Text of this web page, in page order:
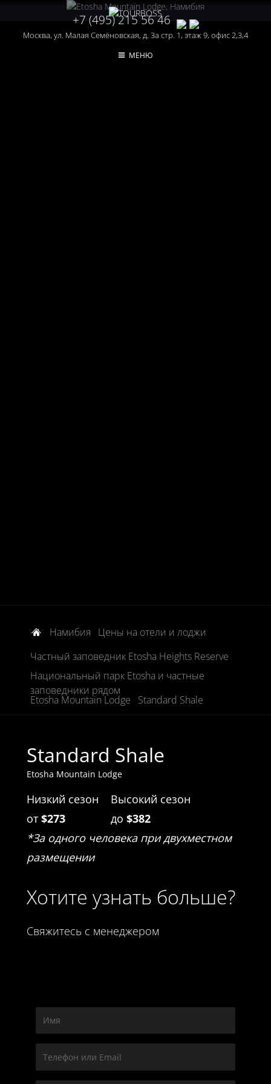
+7 (495) 215 56 46
Москва, ул. Малая Семёновская, д. 3а стр. 1, этаж 9, офис 2,3,4
МЕНЮ
Намибия
Цены на отели и лоджи
Частный заповедник Etosha Heights Reserve
Национальный парк Etosha и частные
заповедники рядом
Etosha Mountain Lodge Standard Shale
Standard Shale
Etosha Mountain Lodge
Низкий сезон
от$273
Высокий сезон
до $382
*За одного человека при двухместном
размещении
Хотите узнать больше?
Свяжитесь с менеджером